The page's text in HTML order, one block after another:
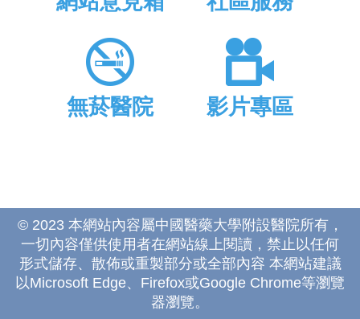
無菸醫院 影片專區
© 2023 本網站內容屬中國醫藥大學附設醫院所有，
一切內容僅供使用者在網站線上閱讀，禁止以任何
形式儲存、散佈或重製部分或全部內容 本網站建議
以Microsoft Edge、Firefox或Google Chrome等瀏覽
器瀏覽。